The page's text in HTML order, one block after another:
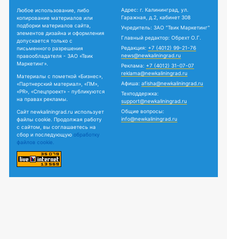
Любое использование, либо
копирование материалов или
подборки материалов сайта,
элементов дизайна и оформления
допускается только с
письменного разрешения
правообладателя - ЗАО «Твик
Маркетинг».
Материалы с пометкой «Бизнес»,
«Партнерский материал», «ПМ»,
«PR», «Спецпроект» - публикуются
на правах рекламы.
Сайт newkaliningrad.ru использует
файлы cookie. Продолжая работу
с сайтом, вы соглашаетесь на
сбор и последующую обработку
файлов cookie.
Адрес: г. Калининград, ул.
Гаражная, д.2, кабинет 308
Учредитель: ЗАО "Твик Маркетинг"
Главный редактор: Обрехт О.Г.
Редакция: +7 (4012) 99-21-76
news@newkaliningrad.ru
Реклама: +7 (4012) 31-07-07
reklama@newkaliningrad.ru
Афиша: afisha@newkaliningrad.ru
Техподдержка:
support@newkaliningrad.ru
Общие вопросы:
info@newkaliningrad.ru